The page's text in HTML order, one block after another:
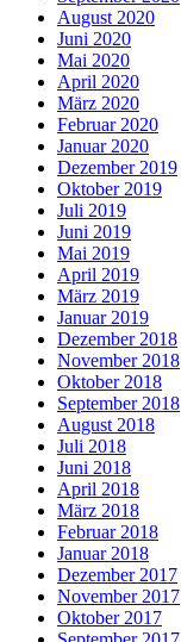
August 2020
Juni 2020
Mai 2020
April 2020
März 2020
Februar 2020
Januar 2020
Dezember 2019
Oktober 2019
Juli 2019
Juni 2019
Mai 2019
April 2019
März 2019
Januar 2019
Dezember 2018
November 2018
Oktober 2018
September 2018
August 2018
Juli 2018
Juni 2018
April 2018
März 2018
Februar 2018
Januar 2018
Dezember 2017
November 2017
Oktober 2017